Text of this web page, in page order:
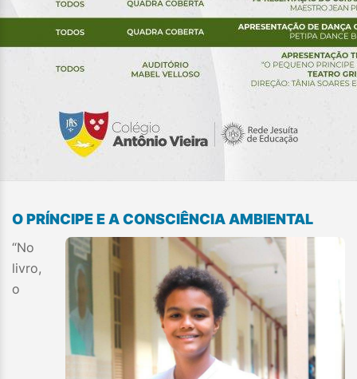
O PRÍNCIPE E A CONSCIÊNCIA AMBIENTAL
“No
livro,
o